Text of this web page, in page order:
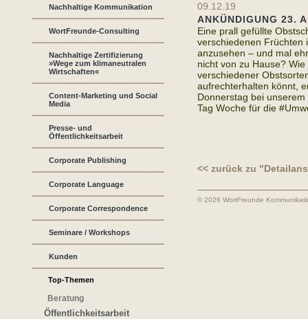
Nachhaltige Kommunikation
WortFreunde-Consulting
Nachhaltige Zertifizierung
»Wege zum klimaneutralen
Wirtschaften«
Content-Marketing und Social
Media
Presse- und
Öffentlichkeitsarbeit
Corporate Publishing
Corporate Language
Corporate Correspondence
Seminare / Workshops
Kunden
Top-Themen
Beratung
Öffentlichkeitsarbeit
09.12.19
ANKÜNDIGUNG 23.
Eine prall gefüllte
verschiedenen Früchten
anzusehen – und mal
nicht von zu Hause?
verschiedener
aufrechterhalten könnt,
Donnerstag bei
Tag Woche für die
<< zurück zu
© 2026 WortFreunde